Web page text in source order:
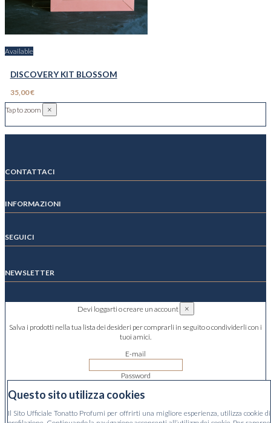
Available
DISCOVERY KIT BLOSSOM
35,00 €
Tap to zoom
×
CONTATTACI
INFORMAZIONI
SEGUICI
NEWSLETTER
Devi loggarti o creare un account ×
Salva i prodotti nella tua lista dei desideri per comprarli in seguito o condividerli con i
tuoi amici.
E-mail
Password
Hai dimenticato la password?
Accedi
Questo sito utilizza cookies
Il Sito Ufficiale Tonatto Profumi per offrirti una migliore esperienza, utilizza cookie di